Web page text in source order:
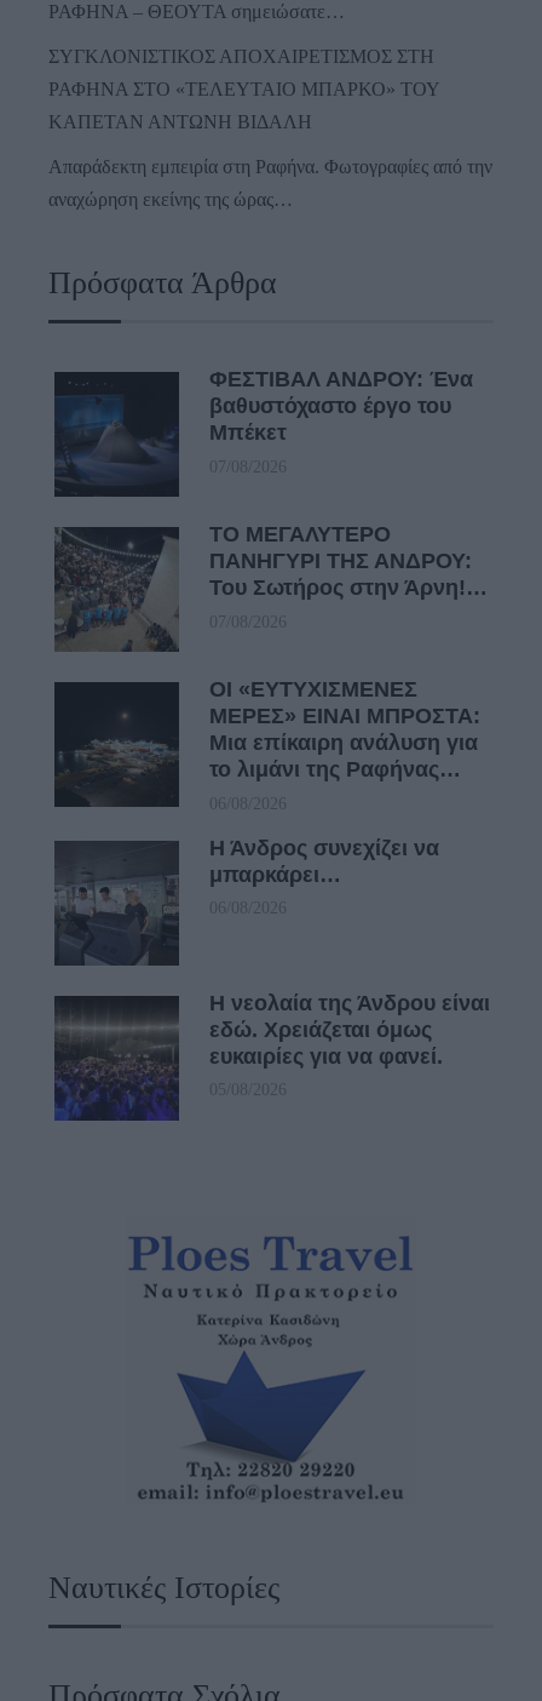
ΡΑΦΗΝΑ – ΘΕΟΥΤΑ σημειώσατε…
ΣΥΓΚΛΟΝΙΣΤΙΚΟΣ ΑΠΟΧΑΙΡΕΤΙΣΜΟΣ ΣΤΗ
ΡΑΦΗΝΑ ΣΤΟ «ΤΕΛΕΥΤΑΙΟ ΜΠΑΡΚΟ» ΤΟΥ
ΚΑΠΕΤΑΝ ΑΝΤΩΝΗ ΒΙΔΑΛΗ
Απαράδεκτη εμπειρία στη Ραφήνα. Φωτογραφίες από την
αναχώρηση εκείνης της ώρας…
Πρόσφατα Άρθρα
ΦΕΣΤΙΒΑΛ ΑΝΔΡΟΥ: Ένα
βαθυστόχαστο έργο του
Μπέκετ
07/08/2026
ΤΟ ΜΕΓΑΛΥΤΕΡΟ
ΠΑΝΗΓΥΡΙ ΤΗΣ ΑΝΔΡΟΥ:
Του Σωτήρος στην Άρνη!…
07/08/2026
ΟΙ «ΕΥΤΥΧΙΣΜΕΝΕΣ
ΜΕΡΕΣ» ΕΙΝΑΙ ΜΠΡΟΣΤΑ:
Μια επίκαιρη ανάλυση για
το λιμάνι της Ραφήνας…
06/08/2026
Η Άνδρος συνεχίζει να
μπαρκάρει…
06/08/2026
Η νεολαία της Άνδρου είναι
εδώ. Χρειάζεται όμως
ευκαιρίες για να φανεί.
05/08/2026
Ναυτικές Ιστορίες